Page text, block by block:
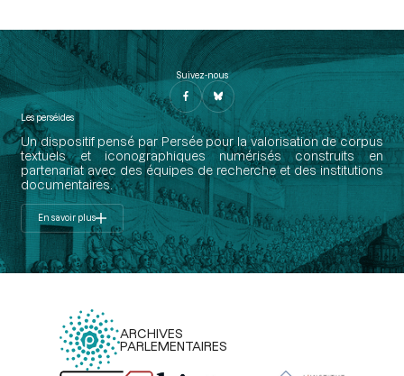
Suivez-nous
Les perséides
Un dispositif pensé par Persée pour la valorisation de corpus
textuels et iconographiques numérisés construits en
partenariat avec des équipes de recherche et des institutions
documentaires.
En savoir plus
ARCHIVES
PARLEMENTAIRES